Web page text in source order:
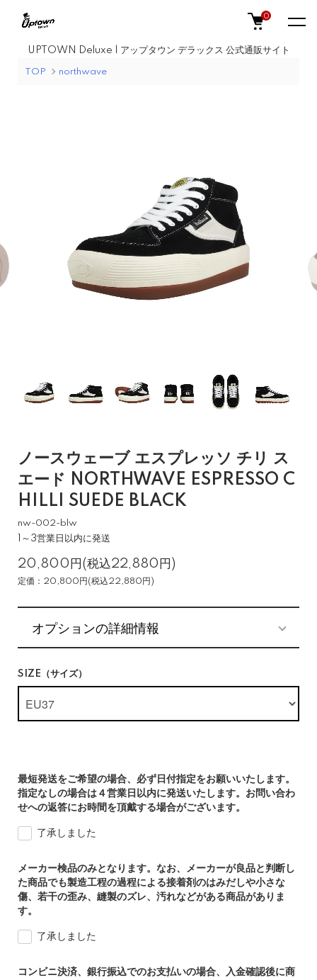
UPTOWN Deluxe | アップタウン デラックス 公式通販サイト
0
TOP northwave
ノースウェーブ エスプレッソ チリ ス
エード NORTHWAVE ESPRESSO C
HILLI SUEDE BLACK
nw-002-blw
1～3営業日以内に発送
20,800円(税込22,880円)
定価：20,800円(税込22,880円)
オプションの詳細情報
SIZE（サイズ）
最短発送をご希望の場合、必ず日付指定をお願いいたします。
指定なしの場合は４営業日以内に発送いたします。お問い合わ
せへの返答にお時間を頂戴する場合がございます。
了承しました
メーカー検品のみとなります。なお、メーカーが良品と判断し
た商品でも製造工程の過程による接着剤のはみだしや小さな
傷、若干の歪み、縫製のズレ、汚れなどがある商品がありま
す。
了承しました
コンビニ決済、銀行振込でのお支払いの場合、入金確認後に商